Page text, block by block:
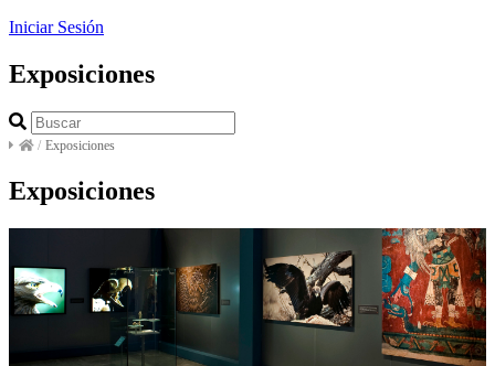
Iniciar Sesión
Exposiciones
/ Exposiciones
Exposiciones